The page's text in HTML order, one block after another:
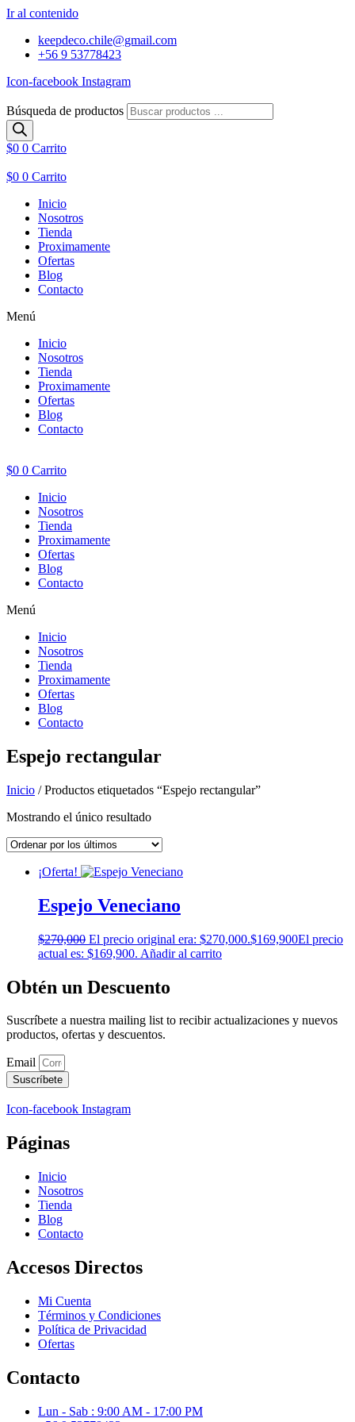
Ir al contenido
keepdeco.chile@gmail.com
+56 9 53778423
Icon-facebook Instagram
Búsqueda de productos
$0 0 Carrito
$0 0 Carrito
Inicio
Nosotros
Tienda
Proximamente
Ofertas
Blog
Contacto
Menú
Inicio
Nosotros
Tienda
Proximamente
Ofertas
Blog
Contacto
$0 0 Carrito
Inicio
Nosotros
Tienda
Proximamente
Ofertas
Blog
Contacto
Menú
Inicio
Nosotros
Tienda
Proximamente
Ofertas
Blog
Contacto
Espejo rectangular
Inicio / Productos etiquetados “Espejo rectangular”
Mostrando el único resultado
¡Oferta!
Espejo Veneciano
$270,000 El precio original era: $270,000.$169,900El precio
actual es: $169,900. Añadir al carrito
Obtén un Descuento
Suscríbete a nuestra mailing list to recibir actualizaciones y nuevos
productos, ofertas y descuentos.
Email
Suscríbete
Icon-facebook Instagram
Páginas
Inicio
Nosotros
Tienda
Blog
Contacto
Accesos Directos
Mi Cuenta
Términos y Condiciones
Política de Privacidad
Ofertas
Contacto
Lun - Sab : 9:00 AM - 17:00 PM